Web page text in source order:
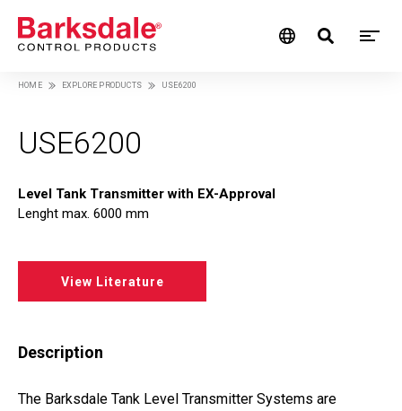
Skip
content
HOME EXPLORE PRODUCTS USE6200
USE6200
Level Tank Transmitter with EX-Approval
Lenght max. 6000 mm
View Literature
Description
The Barksdale Tank Level Transmitter Systems are